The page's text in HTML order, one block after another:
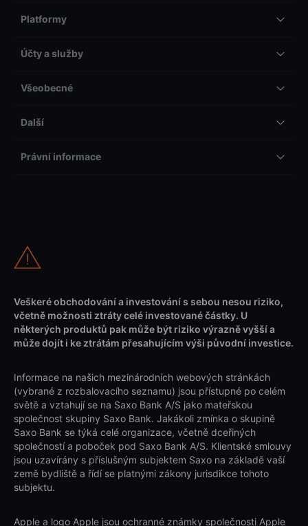
Platformy
Účty a služby
Všeobecné
Další
Právní informace
Veškeré obchodování a investování s sebou nesou riziko,
včetně možnosti ztráty celé investované částky. U
některých produktů pak může být riziko výrazně vyšší a
může dojít i ke ztrátám přesahujícím výši původní investice.
Informace na našich mezinárodních webových stránkách
(vybrané z rozbalovacího seznamu) jsou přístupné po celém
světě a vztahují se na Saxo Bank A/S jako mateřskou
společnost skupiny Saxo Bank. Jakákoli zmínka o skupině
Saxo Bank se týká celé organizace, včetně dceřiných
společností a poboček pod Saxo Bank A/S. Klientské smlouvy
jsou uzavírány s příslušným subjektem Saxo na základě vaší
země bydliště a řídí se platnými zákony jurisdikce tohoto
subjektu.
Apple a logo Apple jsou ochranné známky společnosti Apple